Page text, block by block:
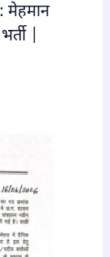
मेहमान
|